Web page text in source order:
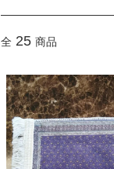
全 25 商品